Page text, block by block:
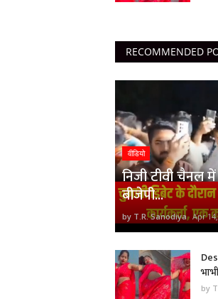
RECOMMENDED
वीडियो
निजी टीवी चैनल
बीजेपी...
by T.R. Sanodiya Apr
by